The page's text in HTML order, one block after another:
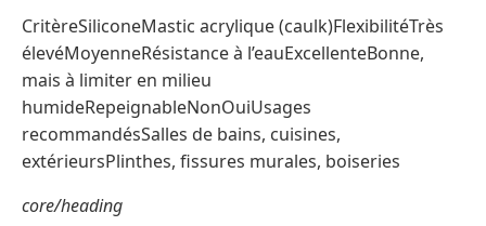
CritèreSiliconeMastic acrylique (caulk)FlexibilitéTrès
élevéMoyenneRésistance à l’eauExcellenteBonne,
mais à limiter en milieu
humideRepeignableNonOuiUsages
recommandésSalles de bains, cuisines,
extérieursPlinthes, fissures murales, boiseries
core/heading